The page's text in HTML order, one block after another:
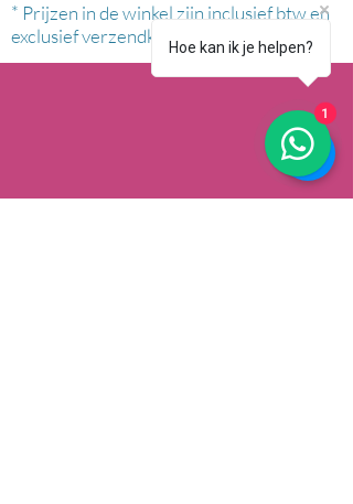
* Prijzen in de winkel zijn inclusief btw en
exclusief verzendkosten.Hoe kan ik je helpen?
1